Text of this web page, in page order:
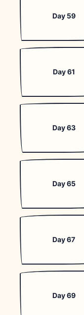
Day 59
Day 61
Day 63
Day 65
Day 67
Day 69